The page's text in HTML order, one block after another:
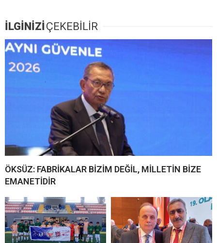
İLGİNİZİ ÇEKEBİLİR
ÖKSÜZ: FABRİKALAR BİZİM DEĞİL, MİLLETİN BİZE
EMANETİDİR